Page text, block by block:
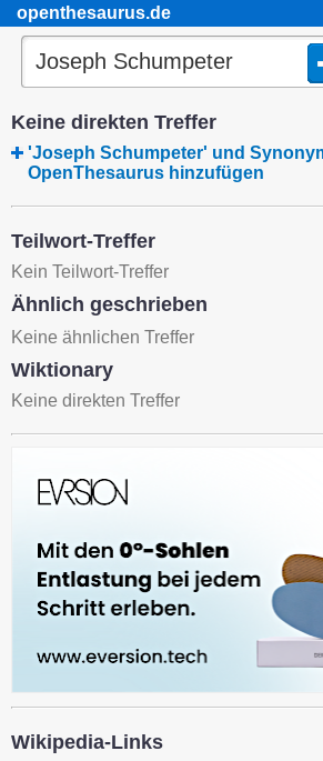
openthesaurus.de
Keine direkten Treffer
'Joseph Schumpeter' und
OpenThesaurus hinzufügen
Teilwort-Treffer
Kein Teilwort-Treffer
Ähnlich geschrieben
Keine ähnlichen Treffer
Wiktionary
Keine direkten Treffer
Wikipedia-Links